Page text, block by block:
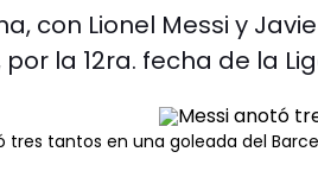
con Lionel Messi y
la 12ra. fecha de la
tres tantos en una goleada del